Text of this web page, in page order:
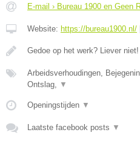
E-mail › Bureau 1900 en Geen
Website: https://bureau1900.nl/
Gedoe op het werk? Liever niet!
Arbeidsverhoudingen,
Ontslag,
▼
Openingstijden ▼
Laatste facebook posts ▼